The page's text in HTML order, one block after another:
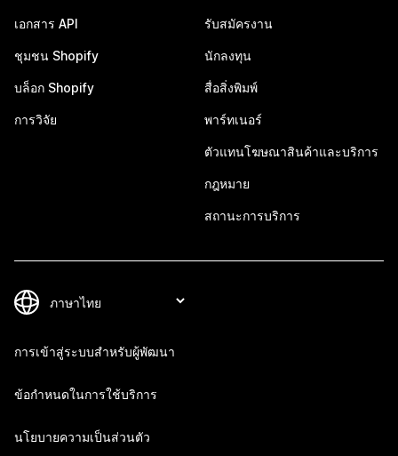
เอกสาร API
ชุมชน Shopify
บล็อก Shopify
การวิจัย
รับสมัครงาน
นักลงทุน
สื่อสิ่งพิมพ์
พาร์ทเนอร์
ตัวแทนโฆษณาสินค้าและบริการ
กฎหมาย
สถานะการบริการ
การเข้าสู่ระบบสำหรับผู้พัฒนา
ข้อกำหนดในการใช้บริการ
นโยบายความเป็นส่วนตัว